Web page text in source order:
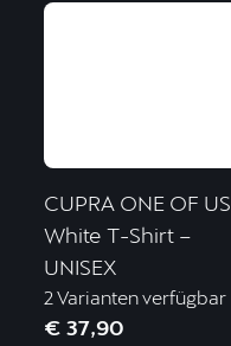
CUPRA ONE OF US
White T-Shirt –
UNISEX
2 Varianten verfügbar
€ 37,90